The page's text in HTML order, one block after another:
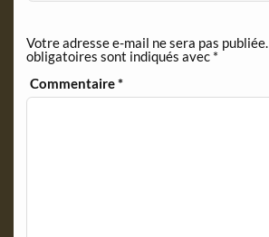
e
d
l
y
Votre adresse e-mail ne sera pas publiée.
obligatoires sont indiqués avec *
Commentaire*